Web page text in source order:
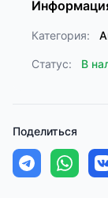
Категория:
Статус: В
Поделиться